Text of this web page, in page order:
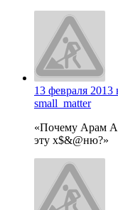
13 февраля 2013
small_matter
«Почему Арам
эту х$&@ню?»